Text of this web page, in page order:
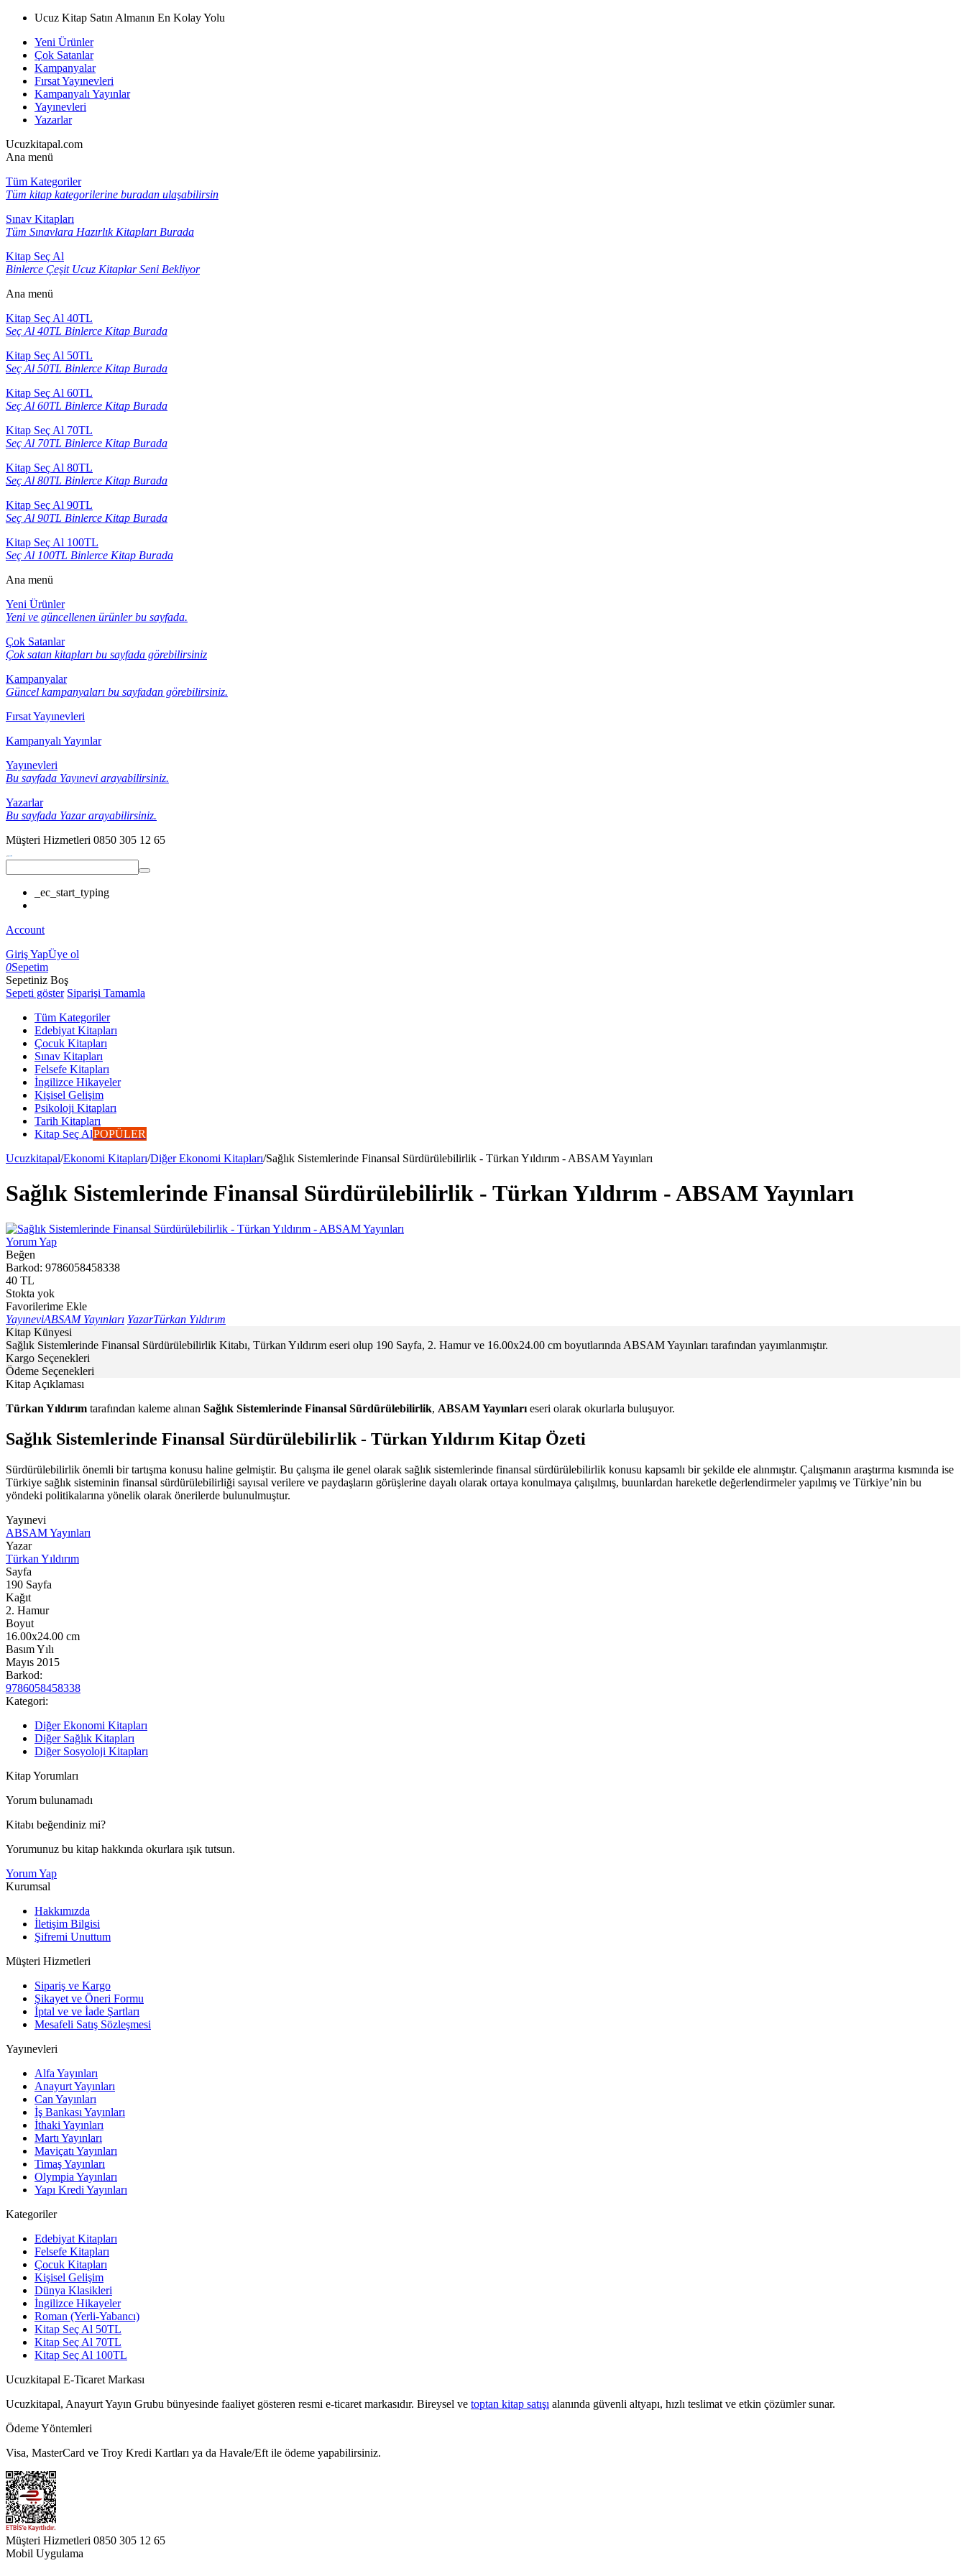
Ucuz Kitap Satın Almanın En Kolay Yolu
Yeni Ürünler
Çok Satanlar
Kampanyalar
Fırsat Yayınevleri
Kampanyalı Yayınlar
Yayınevleri
Yazarlar
Ucuzkitapal.com
Ana menü
Tüm Kategoriler
Tüm kitap kategorilerine buradan ulaşabilirsin
Sınav Kitapları
Tüm Sınavlara Hazırlık Kitapları Burada
Kitap Seç Al
Binlerce Çeşit Ucuz Kitaplar Seni Bekliyor
Ana menü
Kitap Seç Al 40TL
Seç Al 40TL Binlerce Kitap Burada
Kitap Seç Al 50TL
Seç Al 50TL Binlerce Kitap Burada
Kitap Seç Al 60TL
Seç Al 60TL Binlerce Kitap Burada
Kitap Seç Al 70TL
Seç Al 70TL Binlerce Kitap Burada
Kitap Seç Al 80TL
Seç Al 80TL Binlerce Kitap Burada
Kitap Seç Al 90TL
Seç Al 90TL Binlerce Kitap Burada
Kitap Seç Al 100TL
Seç Al 100TL Binlerce Kitap Burada
Ana menü
Yeni Ürünler
Yeni ve güncellenen ürünler bu sayfada.
Çok Satanlar
Çok satan kitapları bu sayfada görebilirsiniz
Kampanyalar
Güncel kampanyaları bu sayfadan görebilirsiniz.
Fırsat Yayınevleri
Kampanyalı Yayınlar
Yayınevleri
Bu sayfada Yayınevi arayabilirsiniz.
Yazarlar
Bu sayfada Yazar arayabilirsiniz.
Müşteri Hizmetleri 0850 305 12 65
_ec_start_typing
Account
Giriş YapÜye ol
0Sepetim
Sepetiniz Boş
Sepeti göster Siparişi Tamamla
Tüm Kategoriler
Edebiyat Kitapları
Çocuk Kitapları
Sınav Kitapları
Felsefe Kitapları
İngilizce Hikayeler
Kişisel Gelişim
Psikoloji Kitapları
Tarih Kitapları
Kitap Seç AlPOPÜLER
Ucuzkitapal/Ekonomi Kitapları/Diğer Ekonomi Kitapları/Sağlık Sistemlerinde Finansal Sürdürülebilirlik - Türkan Yıldırım - ABSAM Yayınları
Sağlık Sistemlerinde Finansal Sürdürülebilirlik - Türkan Yıldırım - ABSAM Yayınları
Yorum Yap
Beğen
Barkod: 9786058458338
40 TL
Stokta yok
Favorilerime Ekle
YayıneviABSAM Yayınları YazarTürkan Yıldırım
Kitap Künyesi
Sağlık Sistemlerinde Finansal Sürdürülebilirlik Kitabı, Türkan Yıldırım eseri olup 190 Sayfa, 2. Hamur ve 16.00x24.00 cm boyutlarında ABSAM Yayınları tarafından yayımlanmıştır.
Kargo Seçenekleri
Ödeme Seçenekleri
Kitap Açıklaması
Türkan Yıldırım tarafından kaleme alınan Sağlık Sistemlerinde Finansal Sürdürülebilirlik, ABSAM Yayınları eseri olarak okurlarla buluşuyor.
Sağlık Sistemlerinde Finansal Sürdürülebilirlik - Türkan Yıldırım Kitap Özeti
Sürdürülebilirlik önemli bir tartışma konusu haline gelmiştir. Bu çalışma ile genel olarak sağlık sistemlerinde finansal sürdürülebilirlik konusu kapsamlı bir şekilde ele alınmıştır. Çalışmanın araştırma kısmında ise
Türkiye sağlık sisteminin finansal sürdürülebilirliği sayısal verilere ve paydaşların görüşlerine dayalı olarak ortaya konulmaya çalışılmış, buunlardan hareketle değerlendirmeler yapılmış ve Türkiye’nin bu
yöndeki politikalarına yönelik olarak önerilerde bulunulmuştur.
Yayınevi
ABSAM Yayınları
Yazar
Türkan Yıldırım
Sayfa
190 Sayfa
Kağıt
2. Hamur
Boyut
16.00x24.00 cm
Basım Yılı
Mayıs 2015
Barkod:
9786058458338
Kategori:
Diğer Ekonomi Kitapları
Diğer Sağlık Kitapları
Diğer Sosyoloji Kitapları
Kitap Yorumları
Yorum bulunamadı
Kitabı beğendiniz mi?
Yorumunuz bu kitap hakkında okurlara ışık tutsun.
Yorum Yap
Kurumsal
Hakkımızda
İletişim Bilgisi
Şifremi Unuttum
Müşteri Hizmetleri
Sipariş ve Kargo
Şikayet ve Öneri Formu
İptal ve ve İade Şartları
Mesafeli Satış Sözleşmesi
Yayınevleri
Alfa Yayınları
Anayurt Yayınları
Can Yayınları
İş Bankası Yayınları
İthaki Yayınları
Martı Yayınları
Maviçatı Yayınları
Timaş Yayınları
Olympia Yayınları
Yapı Kredi Yayınları
Kategoriler
Edebiyat Kitapları
Felsefe Kitapları
Çocuk Kitapları
Kişisel Gelişim
Dünya Klasikleri
İngilizce Hikayeler
Roman (Yerli-Yabancı)
Kitap Seç Al 50TL
Kitap Seç Al 70TL
Kitap Seç Al 100TL
Ucuzkitapal E-Ticaret Markası
Ucuzkitapal, Anayurt Yayın Grubu bünyesinde faaliyet gösteren resmi e-ticaret markasıdır. Bireysel ve toptan kitap satışı alanında güvenli altyapı, hızlı teslimat ve etkin çözümler sunar.
Ödeme Yöntemleri
Visa, MasterCard ve Troy Kredi Kartları ya da Havale/Eft ile ödeme yapabilirsiniz.
Müşteri Hizmetleri 0850 305 12 65
Mobil Uygulama